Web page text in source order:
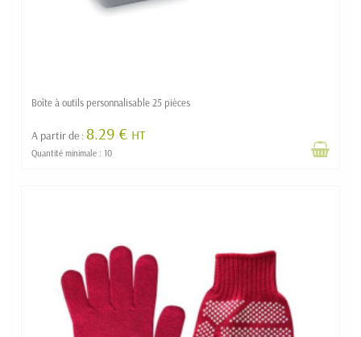
Boîte à outils personnalisable 25 pièces
A partir de : 8.29 € HT
Quantité minimale : 10